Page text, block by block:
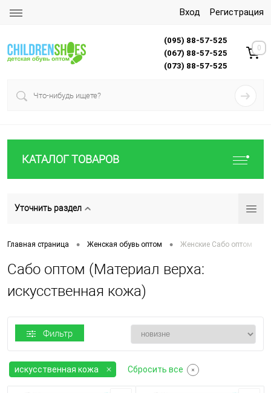
Вход Регистрация
(095) 88-57-525
(067) 88-57-525
(073) 88-57-525
0
КАТАЛОГ ТОВАРОВ
Уточнить раздел
Главная страница • Женская обувь оптом • Женские Сабо оптом
Сабо оптом (Материал верха:
искусственная кожа)
Фильтр
искусственная кожа Сбросить все